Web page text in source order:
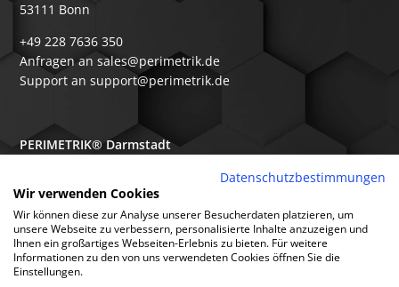
53111 Bonn
+49 228 7636 350
Anfragen an sales@perimetrik.de
Support an support@perimetrik.de
PERIMETRIK® Darmstadt
64367 Mühltal
+49 6151 3944 80
Anfragen an sales@perimetrik.de
Support an support@perimetrik.de
Datenschutzbestimmungen
Wir verwenden Cookies
Wir können diese zur Analyse unserer Besucherdaten platzieren, um
unsere Webseite zu verbessern, personalisierte Inhalte anzuzeigen und
Ihnen ein großartiges Webseiten-Erlebnis zu bieten. Für weitere
Informationen zu den von uns verwendeten Cookies öffnen Sie die
Einstellungen.